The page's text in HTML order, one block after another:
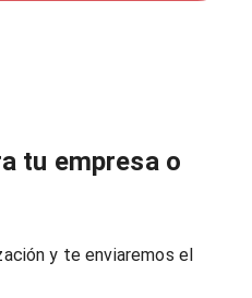
tu empresa o
y te enviaremos el